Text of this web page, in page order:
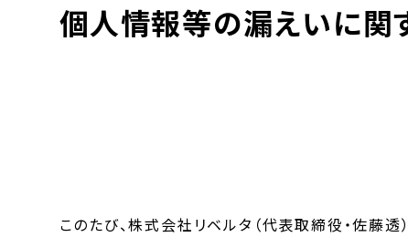
個人情報等の漏えいに関
このたび、株式会社リベルタ（代表取締役・佐藤